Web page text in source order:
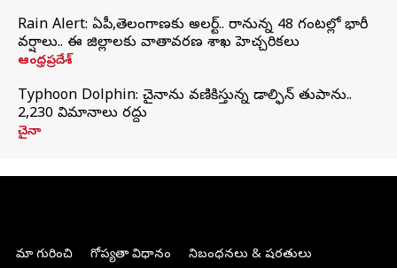
Rain Alert: ఏపీ,తెలంగాణకు అలర్ట్.. రానున్న 48 గంటల్లో భారీ
వర్షాలు.. ఈ జిల్లాలకు వాతావరణ శాఖ హెచ్చరికలు
ఆంధ్రప్రదేశ్
Typhoon Dolphin: చైనాను వణికిస్తున్న డాల్ఫిన్‌ తుపాను..
2,230 విమానాలు రద్దు
చైనా
మా గురించి గోప్యతా విధానం నిబంధనలు & షరతులు